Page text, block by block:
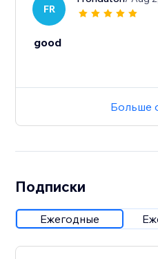
FR
good
Больше
Подписки
Ежегодные